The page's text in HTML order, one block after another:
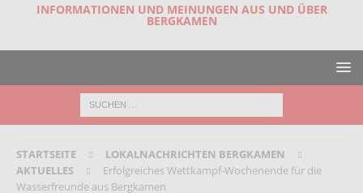
INFORMATIONEN UND MEINUNGEN AUS UND ÜBER
BERGKAMEN
STARTSEITE
LOKALNACHRICHTEN BERGKAMEN
AKTUELLES
Erfolgreiches Wettkampf-Wochenende für die
Wasserfreunde aus Bergkamen